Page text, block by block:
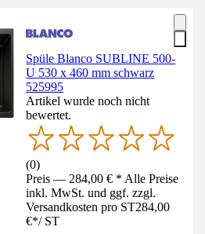
Spüle Blanco SUBLINE 500-
U 530 x 460 mm schwarz
525995
Artikel wurde noch nicht
bewertet.
(0)
Preis — 284,00 € * Alle Preise
inkl. MwSt. und ggf. zzgl.
Versandkosten pro ST284,00
€*/ ST